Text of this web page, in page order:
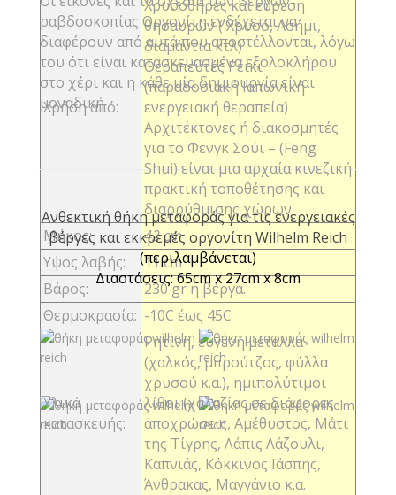
Χρήση από:
Χρυσοθήρες και εύρεση
θησαυρών ( Χρυσό, Ασήμι,
διαμάντια κτλ)
Θεραπευτές Ρέικι
(παραδοσιακή Ιαπωνική
ενεργειακή θεραπεία)
Αρχιτέκτονες ή διακοσμητές
για το Φενγκ Σούι – (Feng
Shui) είναι μια αρχαία κινεζική
πρακτική τοποθέτησης και
διαρρύθμισης χώρων.
Μήκος:
42 cm
Υψος λαβής:
11 cm
Bάρος:
230 gr η βέργα.
Θερμοκρασία: -10C έως 45C
Υλικά
κατασκευής:
Ρητίνη, ευγενή μέταλλα
(χαλκός, μπρούτζος, φύλλα
χρυσού κ.α.), ημιπολύτιμοι
λίθοι (χαλαζίας σε διάφορες
αποχρώσεις, Αμέθυστος, Μάτι
της Τίγρης, Λάπις Λάζουλι,
Καπνιάς, Κόκκινος Ιάσπης,
Άνθρακας, Μαγγάνιο κ.α.
ραβδοσκοπίας Οργονίτη ενδέχεται να
διαφέρουν από αυτά που αποστέλλονται, λόγω
του ότι είναι κατασκευασμένα εξολοκλήρου
στο χέρι και η κάθε μία δημιουργία είναι
μοναδική
Ανθεκτική θήκη μεταφοράς για τις ενεργειακές
βέργες και εκκρεμές οργονίτη Wilhelm Reich
(περιλαμβάνεται)
Διαστάσεις: 65cm x 27cm x 8cm